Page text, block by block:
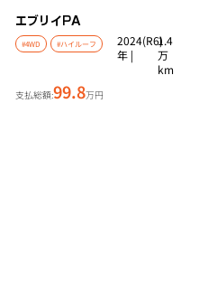
エブリイ PA
#4WD #ハイルーフ
2024(R6)
年 |
1.4
万
km
支払総額:99.8万円